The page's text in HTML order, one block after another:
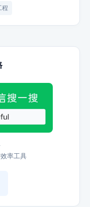
程
率工具